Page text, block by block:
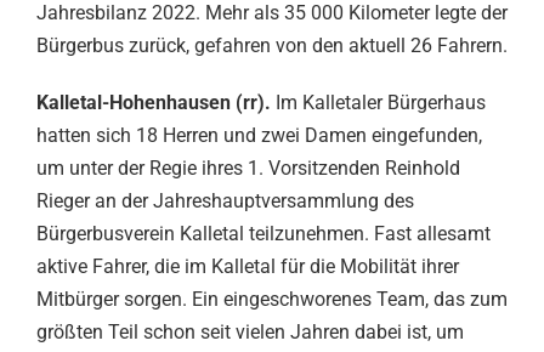
Jahresbilanz 2022. Mehr als 35 000 Kilometer legte der
Bürgerbus zurück, gefahren von den aktuell 26 Fahrern.
Kalletal-Hohenhausen (rr). Im Kalletaler Bürgerhaus
hatten sich 18 Herren und zwei Damen eingefunden,
um unter der Regie ihres 1. Vorsitzenden Reinhold
Rieger an der Jahreshauptversammlung des
Bürgerbusverein Kalletal teilzunehmen. Fast allesamt
aktive Fahrer, die im Kalletal für die Mobilität ihrer
Mitbürger sorgen. Ein eingeschworenes Team, das zum
größten Teil schon seit vielen Jahren dabei ist, um